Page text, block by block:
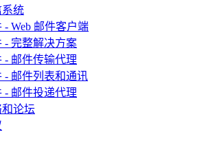
系统
- Web 邮件客户端
- 完整解决方案
- 邮件传输代理
- 邮件列表和通讯
- 邮件投递代理
论坛